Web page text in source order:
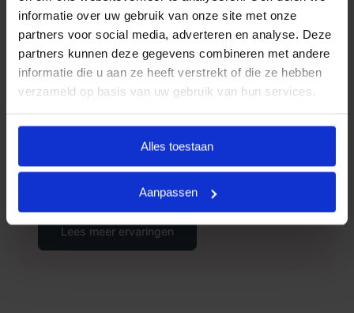
informatie over uw gebruik van onze site met onze
partners voor social media, adverteren en analyse. Deze
partners kunnen deze gegevens combineren met andere
informatie die u aan ze heeft verstrekt of die ze hebben
verzameld op basis van uw gebruik van hun services.
Alles toestaan
Aanpassen
via telefoonnummer 085 016 0685 .
Klanten Vertellen
Goedkope Uitvaart24, onderdeel
van Uitvaart24, scoort een 9.3
met met meer dan 1400
Lees meer ervaringen